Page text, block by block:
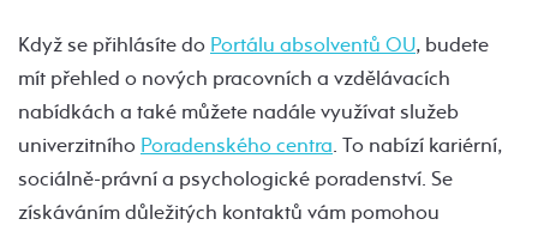
Když se přihlásíte do Portálu absolventů OU, budete
mít přehled o nových pracovních a vzdělávacích
nabídkách a také můžete nadále využívat služeb
univerzitního Poradenského centra. To nabízí kariérní,
sociálně-právní a psychologické poradenství. Se
získáváním důležitých kontaktů vám pomohou